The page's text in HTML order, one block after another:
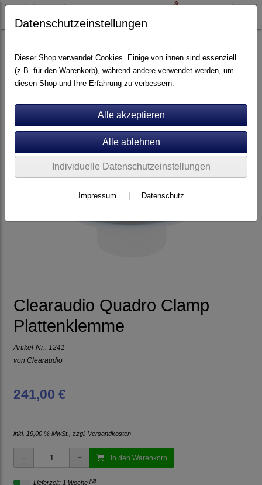
Artikel nach Marken A - E Clearaudio
Clearaudio Quadro Clamp
Plattenklemme
Artikel-Nr.: 1241
von Clearaudio
241,00 €
inkl. 19,00 % MwSt., zzgl. Versandkosten
in den Warenkorb
Lieferzeit: 1 Woche [*2]
Datenschutzeinstellungen
Dieser Shop verwendet Cookies. Einige von ihnen sind essenziell
(z.B. für den Warenkorb), während andere verwendet werden, um
diesen Shop und Ihre Erfahrung zu verbessern.
Individuelle Datenschutzeinstellungen
Impressum Datenschutz